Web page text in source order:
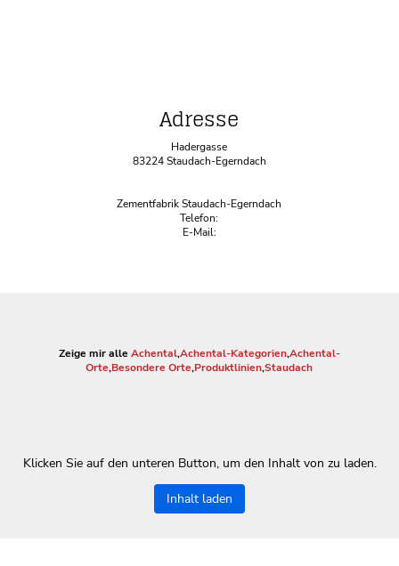
Adresse
Hadergasse
83224 Staudach-Egerndach
Zementfabrik Staudach-Egerndach
Telefon:
E-Mail:
Zeige mir alle Achental,Achental-Kategorien,Achental-
Orte,Besondere Orte,Produktlinien,Staudach
Klicken Sie auf den unteren Button, um den Inhalt von zu laden.
Inhalt laden